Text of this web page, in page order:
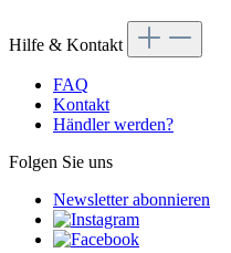
Hilfe & Kontakt
FAQ
Kontakt
Händler werden?
Folgen Sie uns
Newsletter abonnieren